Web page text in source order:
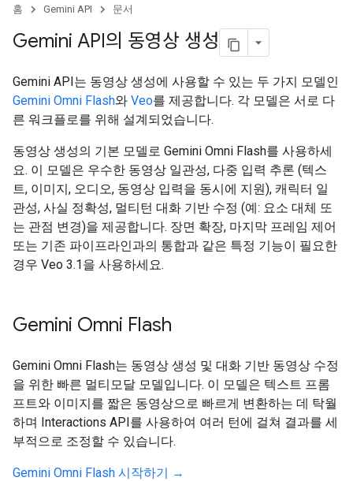
홈 Gemini API 문서
Gemini API의 동영상 생성
Gemini API는 동영상 생성에 사용할 수 있는 두 가지 모델인
Gemini Omni Flash와 Veo를 제공합니다. 각 모델은 서로 다
른 워크플로를 위해 설계되었습니다.
동영상 생성의 기본 모델로 Gemini Omni Flash를 사용하세
요. 이 모델은 우수한 동영상 일관성, 다중 입력 추론 (텍스
트, 이미지, 오디오, 동영상 입력을 동시에 지원), 캐릭터 일
관성, 사실 정확성, 멀티턴 대화 기반 수정 (예: 요소 대체 또
는 관점 변경)을 제공합니다. 장면 확장, 마지막 프레임 제어
또는 기존 파이프라인과의 통합과 같은 특정 기능이 필요한
경우 Veo 3.1을 사용하세요.
Gemini Omni Flash
Gemini Omni Flash는 동영상 생성 및 대화 기반 동영상 수정
을 위한 빠른 멀티모달 모델입니다. 이 모델은 텍스트 프롬
프트와 이미지를 짧은 동영상으로 빠르게 변환하는 데 탁월
하며 Interactions API를 사용하여 여러 턴에 걸쳐 결과를 세
부적으로 조정할 수 있습니다.
Gemini Omni Flash 시작하기 →